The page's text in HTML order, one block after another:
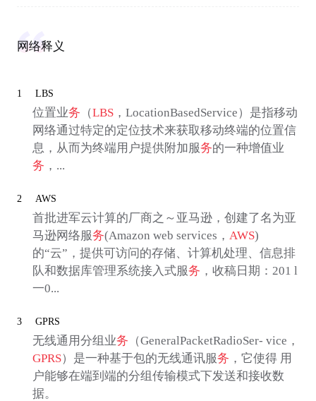
网络释义
1 LBS
位置业务 （LBS，LocationBasedService）是指移动
网络通过特定的定位技术来获取移动终端的位置信
息，从而为终端用户提供附加服务的一种增值业
务 ，...
2 AWS
首批进军云计算的厂商之～亚马逊，创建了名为亚
马逊网络服务(Amazon web services， AWS)
的“云”，提供可访问的存储、计算机处理、信息排
队和数据库管理系统接入式服务 ，收稿日期：201 l
一0...
3 GPRS
无线通用分组业务 （GeneralPacketRadioSer- vice，
GPRS）是一种基于包的无线通讯服务 ，它使得 用
户能够在端到端的分组传输模式下发送和接收数
据。